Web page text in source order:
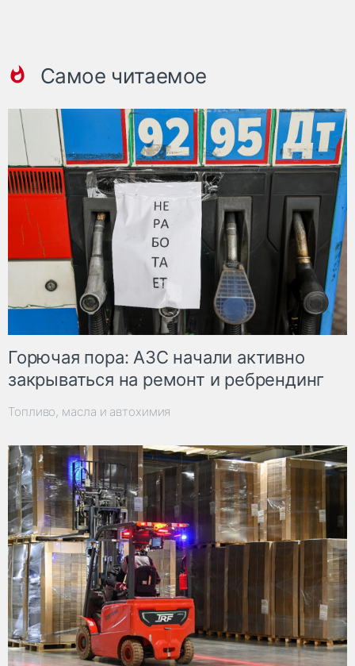
Самое читаемое
Горючая пора: АЗС начали активно
закрываться на ремонт и ребрендинг
Топливо, масла и автохимия